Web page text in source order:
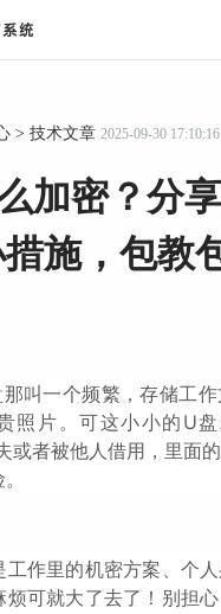
> 技术文章 2025-09-30 17:10:16
加密？分
施，包教
叫一个频繁，存储工作
照片。可这小小的U
或者被他人借用，里面
工作里的机密方案、个
烦可就大了去了！别担